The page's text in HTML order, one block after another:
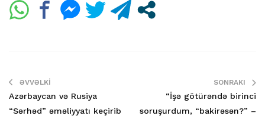
ƏVVƏLKI
Azərbaycan və Rusiya
“Sərhəd” əməliyyatı keçirib
SONRAKI
“İşə götürəndə birinci
soruşurdum, “bakirəsən?” –